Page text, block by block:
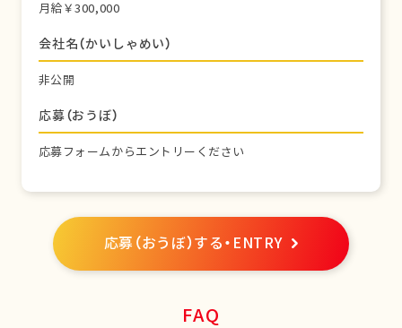
月給￥300,000
会社名（かいしゃめい）
非公開
応募（おうぼ）
応募フォームからエントリーください
応募（おうぼ）する・ENTRY
FAQ